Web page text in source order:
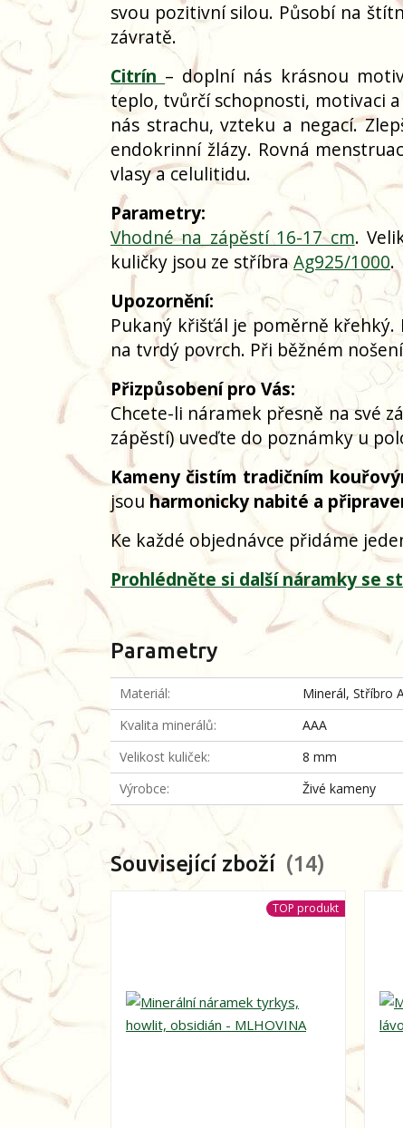
svou pozitivní silou. Působí na
závratě.
Citrín – doplní nás krásnou
teplo, tvůrčí schopnosti, motivaci
nás strachu, vzteku a negací.
endokrinní žlázy. Rovná
vlasy a celulitidu.
Parametry:
Vhodné na zápěstí 16-17 cm.
kuličky jsou ze stříbraAg925/1000.
Upozornění:
Pukaný křišťál je poměrně
na tvrdý povrch. Při běžném
Přizpůsobení pro Vás:
Chcete-li náramek přesně na své
zápěstí) uveďte do poznámky u
Kameny čistím tradičním
jsouharmonicky nabité a
Ke každé objednávce přidáme
Prohlédněte si další náramky se
Parametry
Materiál
Minerál, Stříbro
Kvalita minerálů
AAA
Velikost kuliček
8 mm
Výrobce
Živé kameny
Související zboží 14
TOP produkt